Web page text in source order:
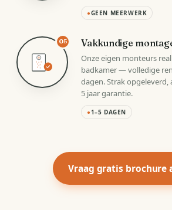
●GEEN MEERWERK
05 Vakkundige
Onze eigen monteurs
badkamer — volledige
dagen. Strak opgeleverd,
5 jaar garantie.
●1–5 DAGEN
Vraag gratis brochure